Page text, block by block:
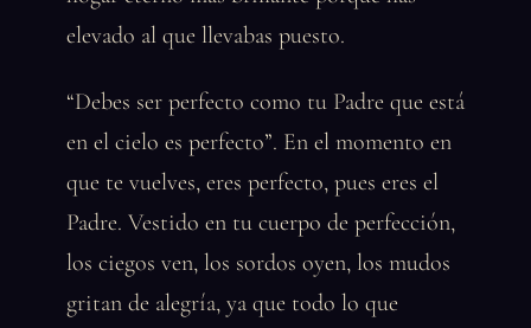
elevado al que llevabas puesto.
“Debes ser perfecto como tu Padre que está
en el cielo es perfecto”. En el momento en
que te vuelves, eres perfecto, pues eres el
Padre. Vestido en tu cuerpo de perfección,
los ciegos ven, los sordos oyen, los mudos
gritan de alegría, ya que todo lo que